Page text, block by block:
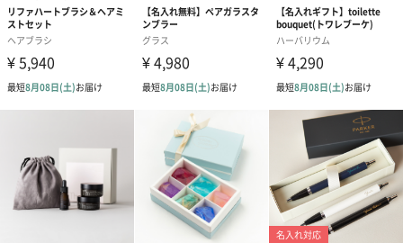
フラッグカプセル：イ
フラッグカプセル：イ
ンセンススティック
（St.OSMANTHUS）
（880円）
ショートイン
（GRAPE
（880円）